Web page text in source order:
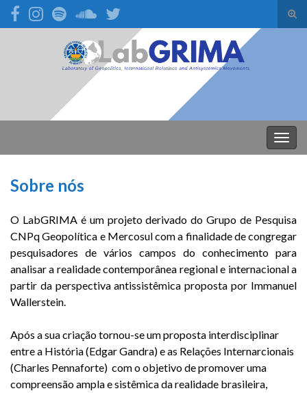
Search for:
Sobre nós
O LabGRIMA é um projeto derivado do Grupo de Pesquisa
CNPq Geopolítica e Mercosul com a finalidade de congregar
pesquisadores de vários campos do conhecimento para
analisar a realidade contemporânea regional e internacional a
partir da perspectiva antissistêmica proposta por Immanuel
Wallerstein.
Após a sua criação tornou-se um proposta interdisciplinar
entre a História (Edgar Gandra) e as Relações Internarcionais
(Charles Pennaforte) com o objetivo de promover uma
compreensão ampla e sistêmica da realidade brasileira,